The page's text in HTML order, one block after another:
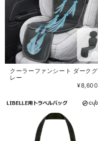
クーラーファンシート ダークグ
レー
¥8,600